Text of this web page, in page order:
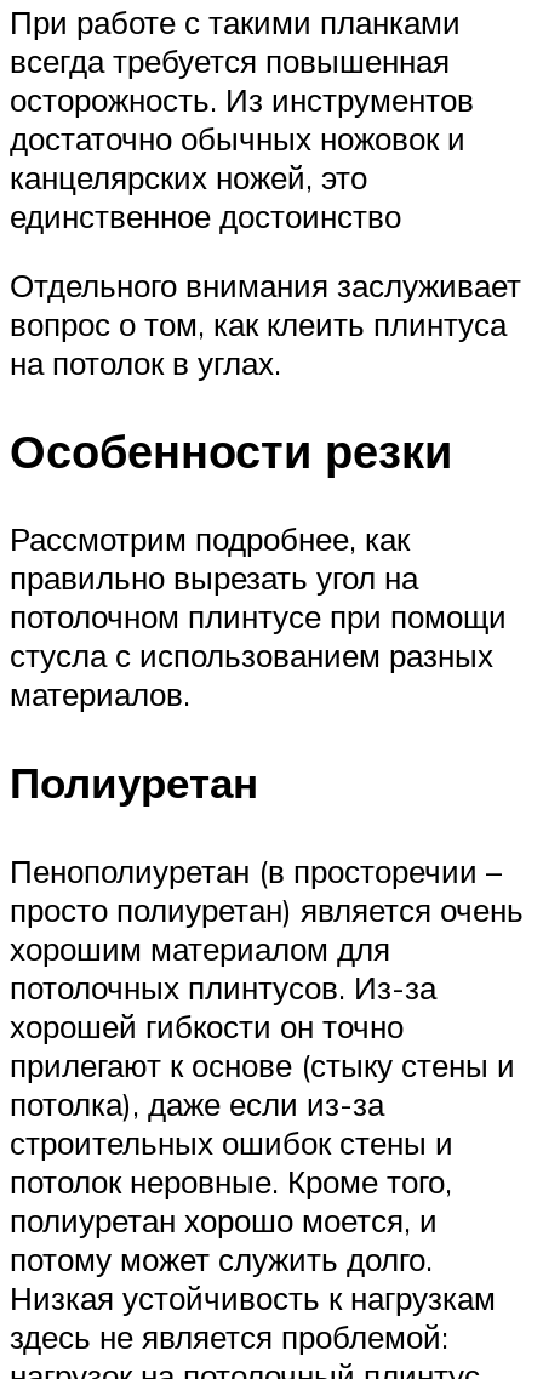
При работе с такими планками
всегда требуется повышенная
осторожность. Из инструментов
достаточно обычных ножовок и
канцелярских ножей, это
единственное достоинство
Отдельного внимания заслуживает
вопрос о том, как клеить плинтуса
на потолок в углах.
Особенности резки
Рассмотрим подробнее, как
правильно вырезать угол на
потолочном плинтусе при помощи
стусла с использованием разных
материалов.
Полиуретан
Пенополиуретан (в просторечии –
просто полиуретан) является очень
хорошим материалом для
потолочных плинтусов. Из-за
хорошей гибкости он точно
прилегают к основе (стыку стены и
потолка), даже если из-за
строительных ошибок стены и
потолок неровные. Кроме того,
полиуретан хорошо моется, и
потому может служить долго.
Низкая устойчивость к нагрузкам
здесь не является проблемой: